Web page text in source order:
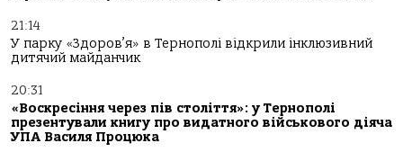
21:14
У парку «Здоров’я» в Тернополі відкрили інклюзивний
дитячий майданчик
20:31
«Воскресіння через пів століття»: у Тернополі
презентували книгу про видатного військового діяча
УПА Василя Процюка